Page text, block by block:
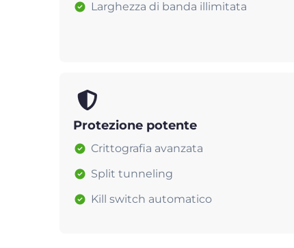
Larghezza di banda illimitata
Protezione potente
Crittografia avanzata
Split tunneling
Kill switch automatico